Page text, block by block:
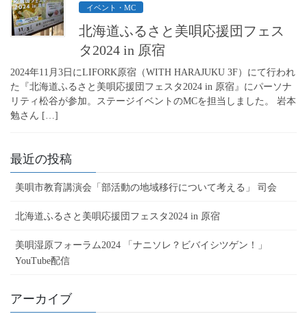
イベント・MC
北海道ふるさと美唄応援団フェス
タ2024 in 原宿
2024年11月3日にLIFORK原宿（WITH HARAJUKU 3F）にて行われ
た『北海道ふるさと美唄応援団フェスタ2024 in 原宿』にパーソナ
リティ松谷が参加。ステージイベントのMCを担当しました。 岩本
勉さん […]
最近の投稿
美唄市教育講演会「部活動の地域移行について考える」 司会
北海道ふるさと美唄応援団フェスタ2024 in 原宿
美唄湿原フォーラム2024 「ナニソレ？ビバイシツゲン！」
YouTube配信
アーカイブ